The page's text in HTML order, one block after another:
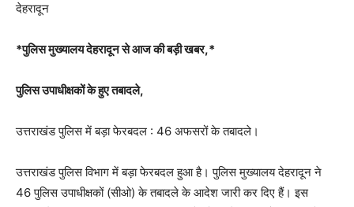
देहरादून
*पुलिस मुख्यालय देहरादून से आज की बड़ी खबर,*
पुलिस उपाधीक्षकों के हुए तबादले,
उत्तराखंड पुलिस में बड़ा फेरबदल : 46 अफसरों के तबादले।
उत्तराखंड पुलिस विभाग में बड़ा फेरबदल हुआ है। पुलिस मुख्यालय देहरादून ने
46 पुलिस उपाधीक्षकों (सीओ) के तबादले के आदेश जारी कर दिए हैं। इस